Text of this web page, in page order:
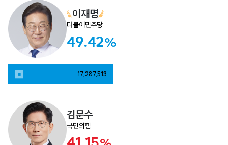
이재명
더불어민주당
49.42%
17,287,513
김문수
국민의힘